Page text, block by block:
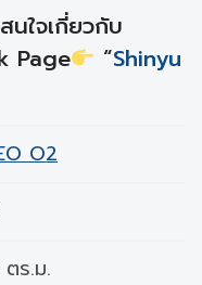
นใจเกี่ยวกับ
Page
“Shinyu
O2
ร.ม.